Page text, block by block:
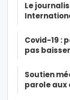
Le
Covid-19 :
pas
Soutien
parole aux